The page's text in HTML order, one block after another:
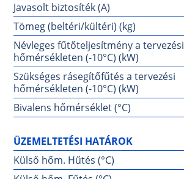
Javasolt biztosíték (A)
Tömeg (beltéri/kültéri) (kg)
Névleges fűtőteljesítmény a tervezési
hőmérsékleten (-10°C) (kW)
Szükséges rásegítőfűtés a tervezési
hőmérsékleten (-10°C) (kW)
Bivalens hőmérséklet (°C)
ÜZEMELTETÉSI HATÁROK
Külső hőm. Hűtés (°C)